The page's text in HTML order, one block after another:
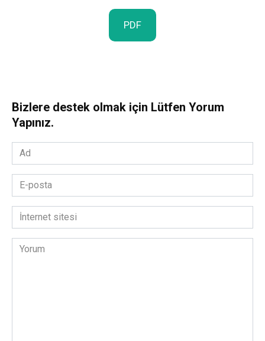
PDF
Bizlere destek olmak için Lütfen Yorum
Yapınız.
Ad
*
posta
*İnternet
sitesi
Yorum